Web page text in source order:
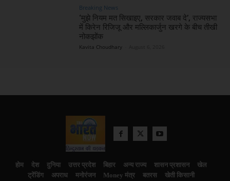
Breaking News
‘मुझे नियम मत सिखाइए, सरकार जवाब दे’, राज्यसभा
में किरेन रिजिजू और मल्लिकार्जुन खरगे के बीच तीखी
नोकझोंक
Kavita Choudhary
होम देश दुनिया उत्तर प्रदेश बिहार अन्य राज्य शासन प्रशासन
खेल
ट्रेंडिंग
अपराध मनोरंजन Money मंत्र बतरस
खेती किसानी